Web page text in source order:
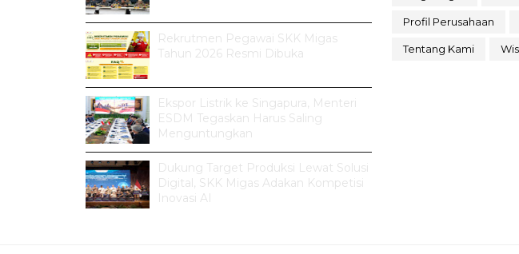
Rekrutmen Pegawai SKK Migas
Tahun 2026 Resmi Dibuka
Ekspor Listrik ke Singapura, Menteri
ESDM Tegaskan Harus Saling
Menguntungkan
Dukung Target Produksi Lewat Solusi
Digital, SKK Migas Adakan Kompetisi
Inovasi AI
Profil Perusahaan
Tentang Kami